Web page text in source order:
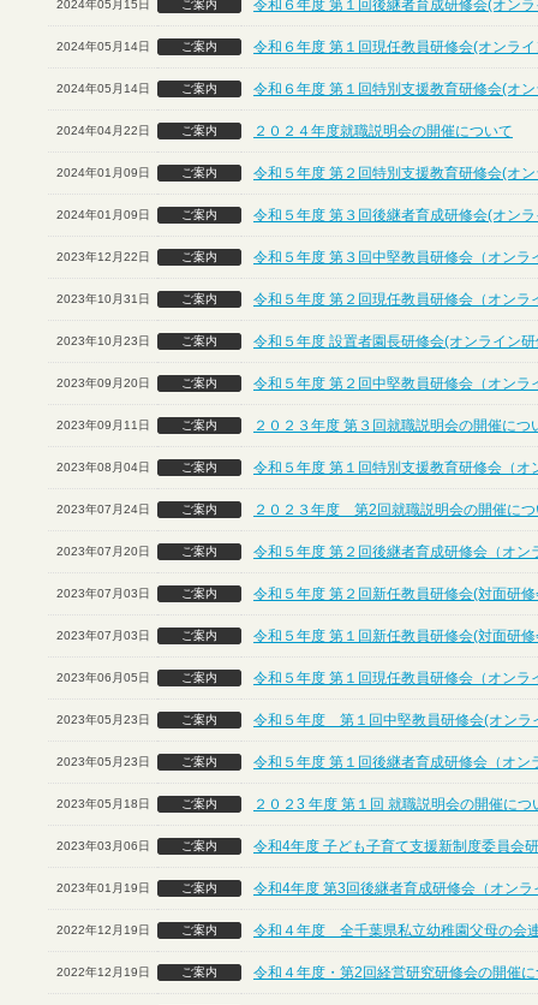
2024年05月15日 ご案内 令和６年度 第１回後継者育成研修会(オン
2024年05月14日 ご案内 令和６年度 第１回現任教員研修会(オンラ
2024年05月14日 ご案内 令和６年度 第１回特別支援教育研修会(オ
2024年04月22日 ご案内 ２０２４年度就職説明会の開催について
2024年01月09日 ご案内 令和５年度 第２回特別支援教育研修会(オ
2024年01月09日 ご案内 令和５年度 第３回後継者育成研修会(オン
2023年12月22日 ご案内 令和５年度 第３回中堅教員研修会（オンラ
2023年10月31日 ご案内 令和５年度 第２回現任教員研修会（オンラ
2023年10月23日 ご案内 令和５年度 設置者園長研修会(オンライン
2023年09月20日 ご案内 令和５年度 第２回中堅教員研修会（オンラ
2023年09月11日 ご案内 ２０２３年度 第３回就職説明会の開催につ
2023年08月04日 ご案内 令和５年度 第１回特別支援教育研修会（オ
2023年07月24日 ご案内 ２０２３年度 第2回就職説明会の開催に
2023年07月20日 ご案内 令和５年度 第２回後継者育成研修会（オン
2023年07月03日 ご案内 令和５年度 第２回新任教員研修会(対面研
2023年07月03日 ご案内 令和５年度 第１回新任教員研修会(対面研
2023年06月05日 ご案内 令和５年度 第１回現任教員研修会（オンラ
2023年05月23日 ご案内 令和５年度 第１回中堅教員研修会(オンラ
2023年05月23日 ご案内 令和５年度 第１回後継者育成研修会（オン
2023年05月18日 ご案内 ２０２3 年度 第１回 就職説明会の開催につ
2023年03月06日 ご案内 令和4年度 子ども子育て支援新制度委員会
2023年01月19日 ご案内 令和4年度 第3回後継者育成研修会（オンラ
2022年12月19日 ご案内 令和４年度 全千葉県私立幼稚園父母の会
2022年12月19日 ご案内 令和４年度・第2回経営研究研修会の開催